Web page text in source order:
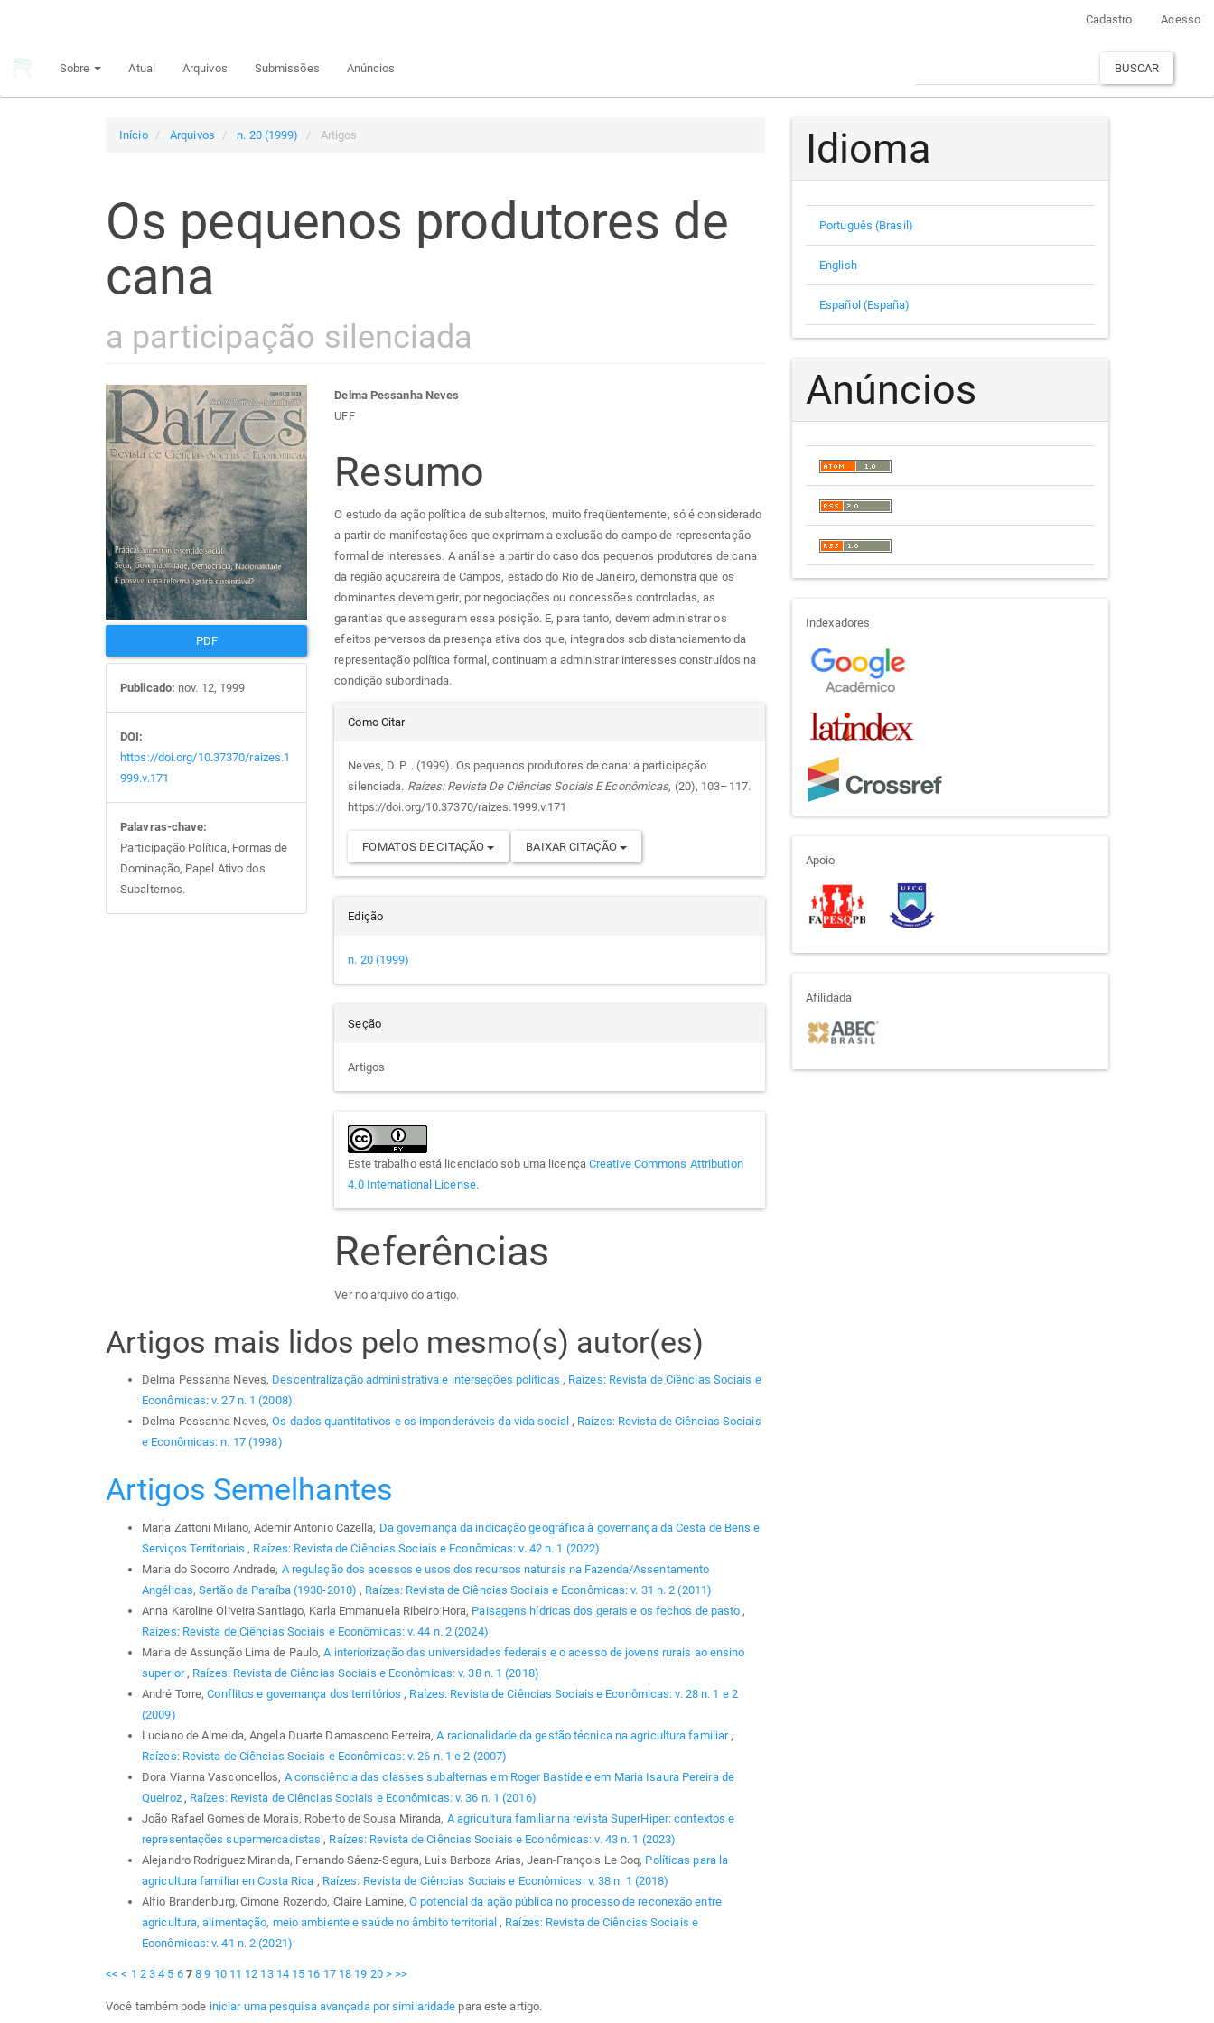
principal
Cadastro Acesso
Sobre Atual Arquivos Submissões Anúncios BUSCAR
Início Arquivos n. 20 (1999) Artigos
Os pequenos produtores de
cana
a participação silenciada
Barra
lateral
de
artigos
PDF
Publicado: nov. 12, 1999
DOI:
https://doi.org/10.37370/raizes.1
999.v.171
Palavras-chave:
Participação Política, Formas de
Dominação, Papel Ativo dos
Subalternos.
Conteúdo
do
artigo
principal
Delma Pessanha Neves
UFF
Resumo
O estudo da ação política de subalternos, muito freqüentemente, só é considerado
a partir de manifestações que exprimam a exclusão do campo de representação
formal de interesses. A análise a partir do caso dos pequenos produtores de cana
da região açucareira de Campos, estado do Rio de Janeiro, demonstra que os
dominantes devem gerir, por negociações ou concessões controladas, as
garantias que asseguram essa posição. E, para tanto, devem administrar os
efeitos perversos da presença ativa dos que, integrados sob distanciamento da
representação política formal, continuam a administrar interesses construídos na
condição subordinada.
Detalhes
do
artigo
Como Citar
Neves, D. P. . (1999). Os pequenos produtores de cana: a participação
silenciada. Raízes: Revista De Ciências Sociais E Econômicas, (20), 103–117.
https://doi.org/10.37370/raizes.1999.v.171
FOMATOS DE CITAÇÃO BAIXAR CITAÇÃO
Edição
n. 20 (1999)
Seção
Artigos
Este trabalho está licenciado sob uma licença Creative Commons Attribution
4.0 International License.
Referências
Ver no arquivo do artigo.
Artigos mais lidos pelo mesmo(s) autor(es)
Delma Pessanha Neves, Descentralização administrativa e interseções políticas , Raízes: Revista de Ciências Sociais e
Econômicas: v. 27 n. 1 (2008)
Delma Pessanha Neves,Os dados quantitativos e os imponderáveis da vida social , Raízes: Revista de Ciências Sociais
e Econômicas: n. 17 (1998)
Artigos Semelhantes
Marja Zattoni Milano, Ademir Antonio Cazella, Da governança da indicação geográfica à governança da Cesta de Bens e
Serviços Territoriais , Raízes: Revista de Ciências Sociais e Econômicas: v. 42 n. 1 (2022)
Maria do Socorro Andrade, A regulação dos acessos e usos dos recursos naturais na Fazenda/Assentamento
Angélicas, Sertão da Paraíba (1930-2010) , Raízes: Revista de Ciências Sociais e Econômicas: v. 31 n. 2 (2011)
Anna Karoline Oliveira Santiago, Karla Emmanuela Ribeiro Hora, Paisagens hídricas dos gerais e os fechos de pasto ,
Raízes: Revista de Ciências Sociais e Econômicas: v. 44 n. 2 (2024)
Maria de Assunção Lima de Paulo,A interiorização das universidades federais e o acesso de jovens rurais ao ensino
superior , Raízes: Revista de Ciências Sociais e Econômicas: v. 38 n. 1 (2018)
André Torre,Conflitos e governança dos territórios , Raízes: Revista de Ciências Sociais e Econômicas: v. 28 n. 1 e 2
(2009)
Luciano de Almeida, Angela Duarte Damasceno Ferreira,A racionalidade da gestão técnica na agricultura familiar ,
Raízes: Revista de Ciências Sociais e Econômicas: v. 26 n. 1 e 2 (2007)
Dora Vianna Vasconcellos, A consciência das classes subalternas em Roger Bastide e em Maria Isaura Pereira de
Queiroz , Raízes: Revista de Ciências Sociais e Econômicas: v. 36 n. 1 (2016)
João Rafael Gomes de Morais, Roberto de Sousa Miranda, A agricultura familiar na revista SuperHiper: contextos e
representações supermercadistas , Raízes: Revista de Ciências Sociais e Econômicas: v. 43 n. 1 (2023)
Alejandro Rodríguez Miranda, Fernando Sáenz-Segura, Luis Barboza Arias, Jean-François Le Coq, Políticas para la
agricultura familiar en Costa Rica , Raízes: Revista de Ciências Sociais e Econômicas: v. 38 n. 1 (2018)
Alfio Brandenburg, Cimone Rozendo, Claire Lamine,O potencial da ação pública no processo de reconexão entre
agricultura, alimentação, meio ambiente e saúde no âmbito territorial , Raízes: Revista de Ciências Sociais e
Econômicas: v. 41 n. 2 (2021)
<< < 1 2 3 4 5 6 7 8 9 10 11 12 13 14 15 16 17 18 19 20 > >>
Você também pode iniciar uma pesquisa avançada por similaridade para este artigo.
Idioma
Português (Brasil)
English
Español (España)
Anúncios
indexadores
Indexadores
apoio
Apoio
afiliada
Afilidada